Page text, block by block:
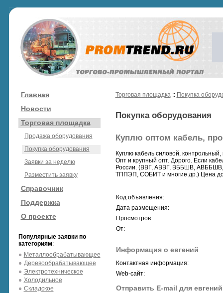
Главная
Новости
Торговая площадка
Продажа оборудования
Покупка оборудования
Заявки за неделю
Разместить заявку
Справочник
Поддержка
О проекте
Популярные заявки по
категориям:
Металлообрабатывающее
Деревообрабатывающее
Электротехническое
Холодильное
Складское
Торговая площадка:: Покупка
Покупка оборудования
Куплю оптом кабель,
Куплю кабель силовой,
Опт и крупный опт. Дорого. Если
России. (ВВГ, АВВГ, ВББШВ,
ТППЭП, СОБИТ и многие др.) Цена
Код объявления:
Дата размещения:
Просмотров:
От:
Информация о евгений
Контактная информация:
Web-сайт:
Отправить E-mail для евгений